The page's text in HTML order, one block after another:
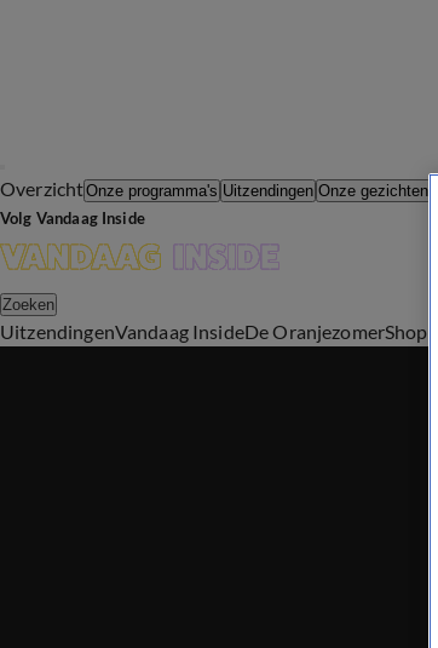
OverzichtOnze programma's Uitzendingen Onze gezichten
Volg Vandaag Inside
Zoeken
UitzendingenVandaag InsideDe OranjezomerShop